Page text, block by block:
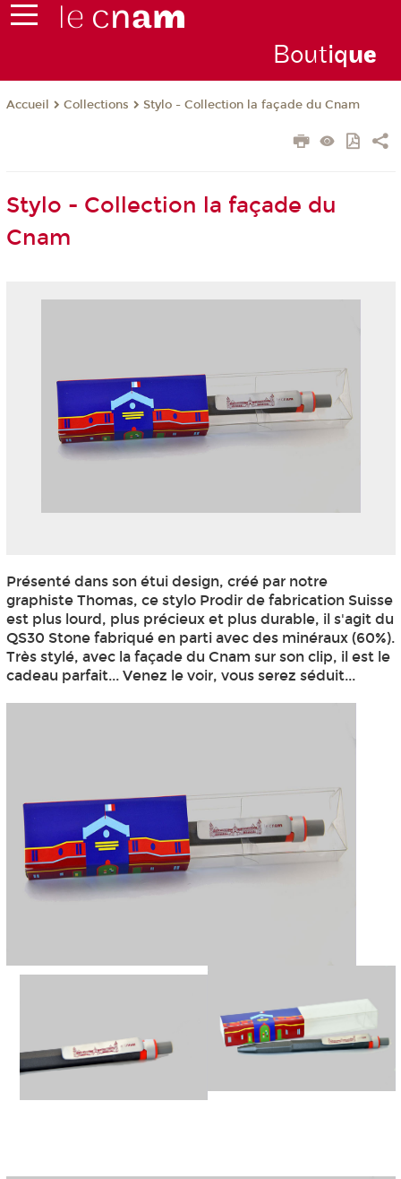
Boutique
Accueil Collections Stylo - Collection la façade du Cnam
Stylo - Collection la façade du
Cnam
Présenté dans son étui design, créé par notre
graphiste Thomas, ce stylo Prodir de fabrication Suisse
est plus lourd, plus précieux et plus durable, il s'agit du
QS30 Stone fabriqué en parti avec des minéraux (60%).
Très stylé, avec la façade du Cnam sur son clip, il est le
cadeau parfait... Venez le voir, vous serez séduit...